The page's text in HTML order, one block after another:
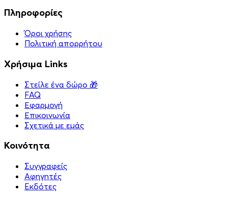
Πληροφορίες
Όροι χρήσης
Πολιτική απορρήτου
Χρήσιμα Links
Στείλε ένα δώρο 🎁
FAQ
Εφαρμογή
Επικοινωνία
Σχετικά με εμάς
Κοινότητα
Συγγραφείς
Αφηγητές
Eκδότες